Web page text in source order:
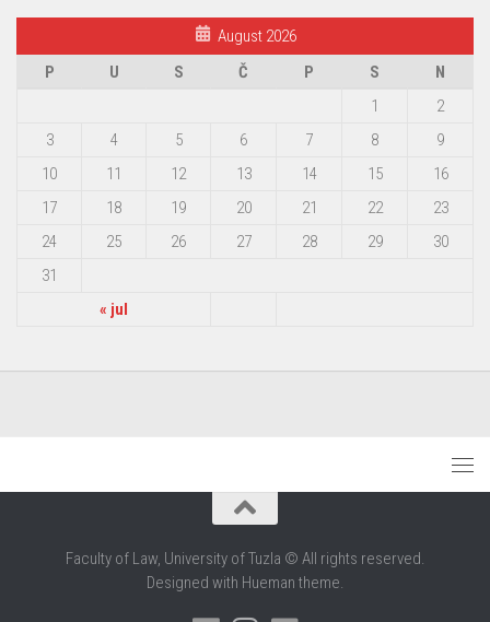
August 2026
P
U S Č P S N
« jul
1
2
3
4 5 6 7 8
9
10
11 12 13 14 15
16
17
18 19 20 21 22
23
24
25 26 27 28 29
30
31
Faculty of Law, University of Tuzla © All rights reserved.
Designed with Hueman theme.